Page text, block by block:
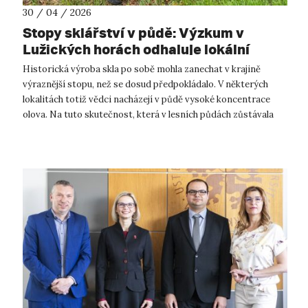
30 / 04 / 2026
Stopy sklářství v půdě: Výzkum v
Lužických horách odhaluje lokální
ohniska olova
Historická výroba skla po sobě mohla zanechat v krajině
výraznější stopu, než se dosud předpokládalo. V některých
lokalitách totiž vědci nacházejí v půdě vysoké koncentrace
olova. Na tuto skutečnost, která v lesních půdách zůstávala